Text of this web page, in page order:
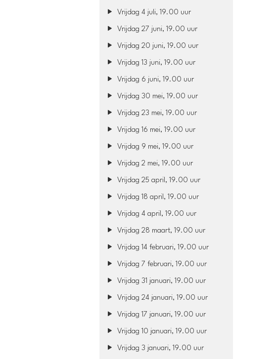
Vrijdag 4 juli, 19.00 uur
Vrijdag 27 juni, 19.00 uur
Vrijdag 20 juni, 19.00 uur
Vrijdag 13 juni, 19.00 uur
Vrijdag 6 juni, 19.00 uur
Vrijdag 30 mei, 19.00 uur
Vrijdag 23 mei, 19.00 uur
Vrijdag 16 mei, 19.00 uur
Vrijdag 9 mei, 19.00 uur
Vrijdag 2 mei, 19.00 uur
Vrijdag 25 april, 19.00 uur
Vrijdag 18 april, 19.00 uur
Vrijdag 4 april, 19.00 uur
Vrijdag 28 maart, 19.00 uur
Vrijdag 14 februari, 19.00 uur
Vrijdag 7 februari, 19.00 uur
Vrijdag 31 januari, 19.00 uur
Vrijdag 24 januari, 19.00 uur
Vrijdag 17 januari, 19.00 uur
Vrijdag 10 januari, 19.00 uur
Vrijdag 3 januari, 19.00 uur